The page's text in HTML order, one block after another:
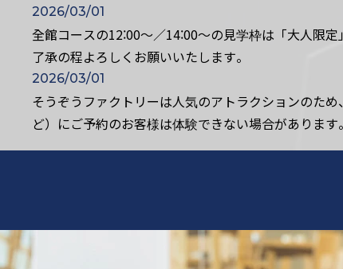
2026/03/01
全館コースの12:00～／14:00～の見学枠は「大人限
了承の程よろしくお願いいたします。
2026/03/01
そうぞうファクトリーは人気のアトラクションのた
ど）にご予約のお客様は体験できない場合があります